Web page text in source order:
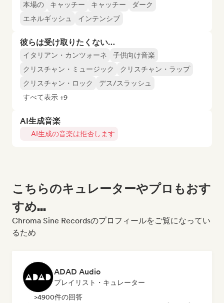
本場の キャッチー キャッチー
ダーク
エネルギッシュ
インテンシブ
彼らは受け取りたくない…
イタリアン・カンツォーネ
子供向け音楽
クリスチャン・ミュージック
クリスチャン・ラップ
クリスチャン・ロック
デス/スラッシュ
すべて表示 +9
AI生成音楽
AI生成の音楽は拒否します
こちらのキュレーターやプロもおす
すめ...
Chroma Sine Recordsのプロフィールをご覧になってい
るため
ADAD Audio
プレイリスト・キュレーター
>4900件の回答